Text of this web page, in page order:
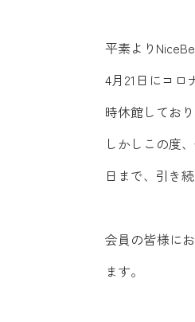
平素より
4月21日にコロ
時休館しており
しかしこの度
日まで、引き
会員の皆様に
ます。